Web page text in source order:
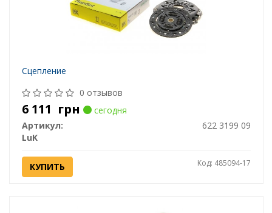
Сцепление
0 отзывов
6 111 грн
сегодня
Артикул:
622 3199 09
LuK
КУПИТЬ Код: 485094-17